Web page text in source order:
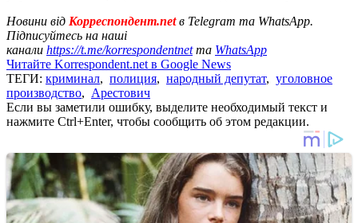
Новини від Корреспондент.netв Telegram та WhatsApp.
Підписуйтесь на наші
канали https://t.me/korrespondentnetта WhatsApp
Читайте Korrespondent.net в Google News
ТЕГИ: криминал, полиция, народный депутат, уголовное
производство, Арестович
Если вы заметили ошибку, выделите необходимый текст и
нажмите Ctrl+Enter, чтобы сообщить об этом редакции.